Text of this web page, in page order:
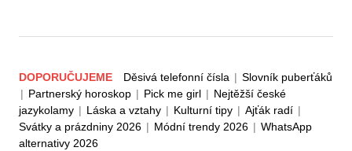
DOPORUČUJEME Děsivá telefonní čísla | Slovník puberťáků
| Partnerský horoskop | Pick me girl | Nejtěžší české
jazykolamy | Láska a vztahy | Kulturní tipy | Ajťák radí |
Svátky a prázdniny 2026 | Módní trendy 2026 | WhatsApp
alternativy 2026